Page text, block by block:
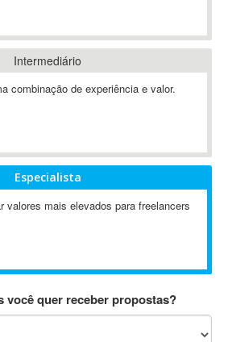
(AWT)
Intermediário
combinação de experiência e valor.
Especialista
valores mais elevados para freelancers
você quer receber propostas?